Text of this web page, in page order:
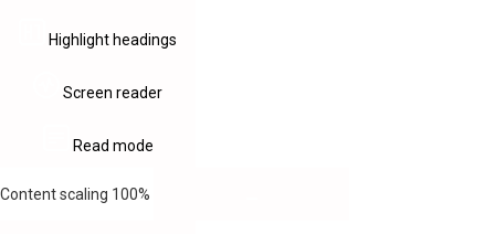
Highlight headings
Screen reader
Read mode
Content scaling 100%